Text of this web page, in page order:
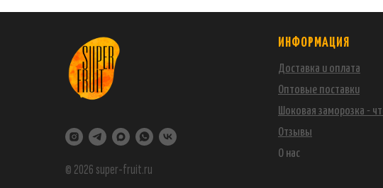
© 2026 super-fruit.ru
ИНФОРМАЦИЯ
Доставка и оплата
Оптовые поставки
Шоковая заморозка -
Отзывы
О нас